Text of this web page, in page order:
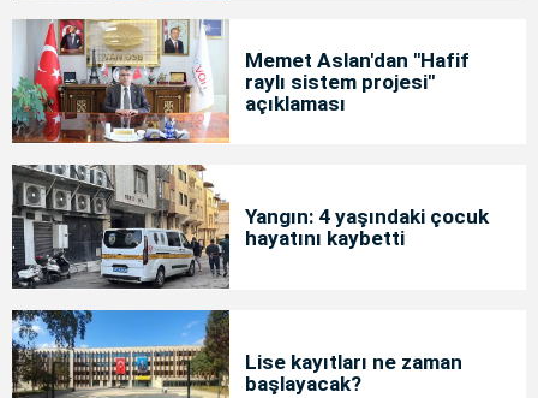
Memet Aslan'dan "Hafif
raylı sistem projesi"
açıklaması
Yangın: 4 yaşındaki çocuk
hayatını kaybetti
Lise kayıtları ne zaman
başlayacak?